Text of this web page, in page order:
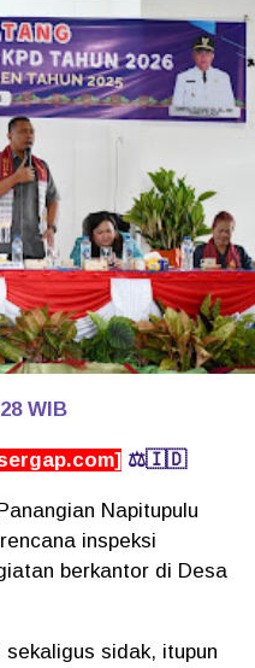
WIB
⚖️🇮🇩
Napitupulu
inspeksi
berkantor di Desa
sidak, itupun